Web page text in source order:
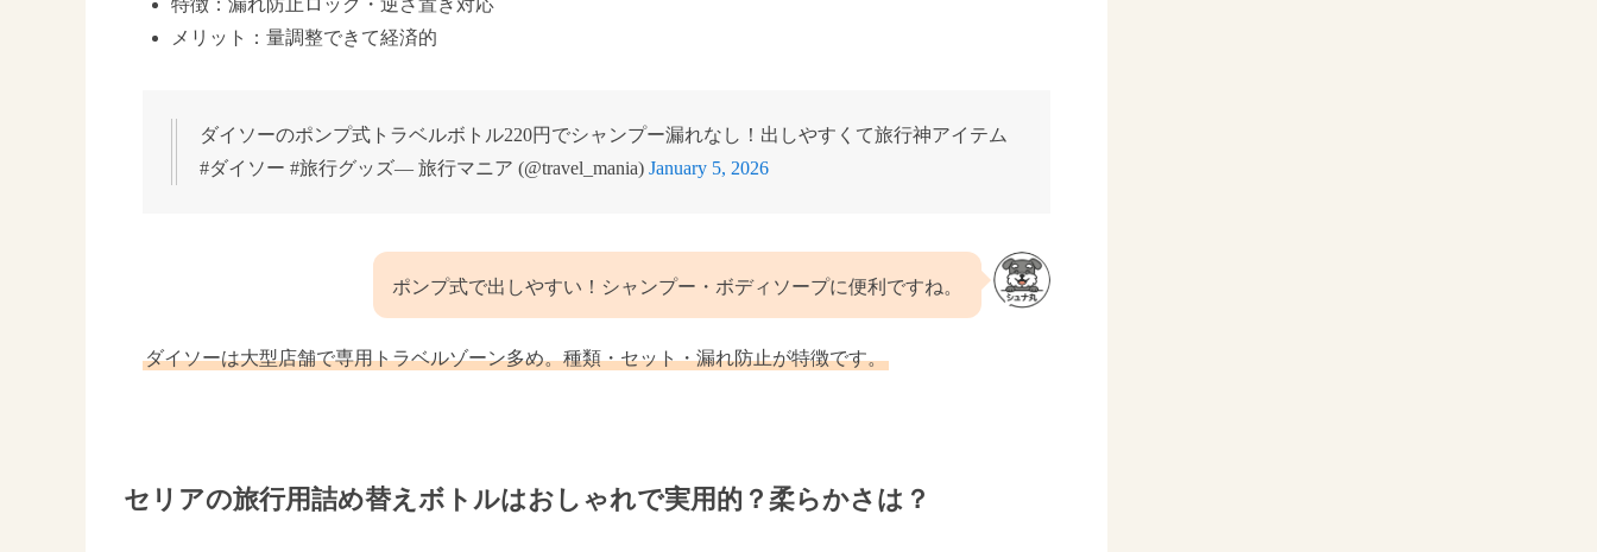
メリット：量調整できて経済的
ダイソーのポンプ式トラベルボトル220円でシャンプー漏れなし！出しやすくて旅行神アイテム
#ダイソー #旅行グッズ— 旅行マニア (@travel_mania) January 5, 2026
ポンプ式で出しやすい！シャンプー・ボディソープに便利ですね。
ダイソーは大型店舗で専用トラベルゾーン多め。種類・セット・漏れ防止が特徴です。
セリアの旅行用詰め替えボトルはおしゃれで実用的？柔らかさは？